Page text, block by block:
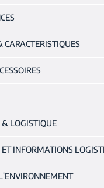
CARACTERISTIQUES
LOGISTIQUE
INFORMATIONS